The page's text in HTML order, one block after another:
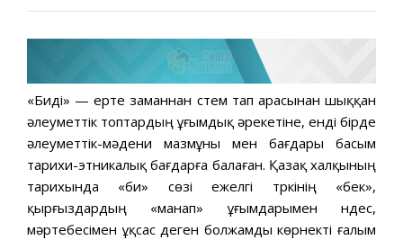
«Биді» — ерте заманнан үстем тап арасынан шыққан
әлеуметтік топтардың ұғымдық әрекетіне, енді бірде
әлеуметтік-мәдени мазмұны мен бағдары басым
тарихи-этникалық бағдарға балаған. Қазақ халқының
тарихында «би» сөзі ежелгі түркінің «бек»,
қырғыздардың «манап» ұғымдарымен үндес,
мәртебесімен ұқсас деген болжамды көрнекті ғалым